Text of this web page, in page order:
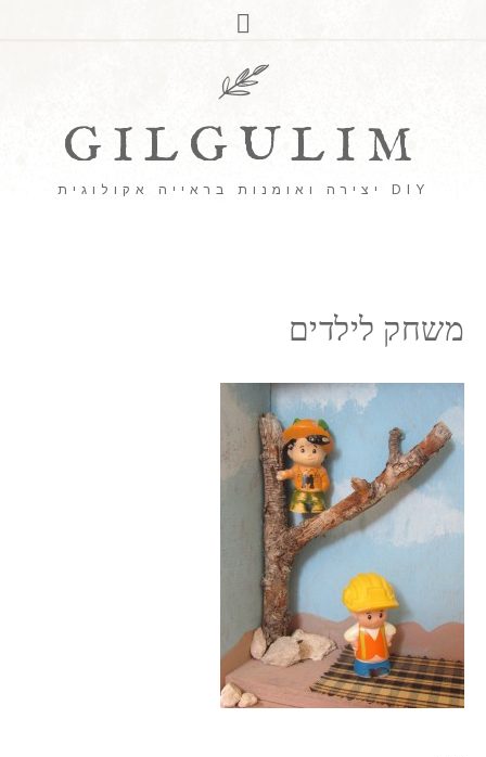
GILGULIM
DIY יצירה ואומנות בראייה אקולוגית
משחק לילדים